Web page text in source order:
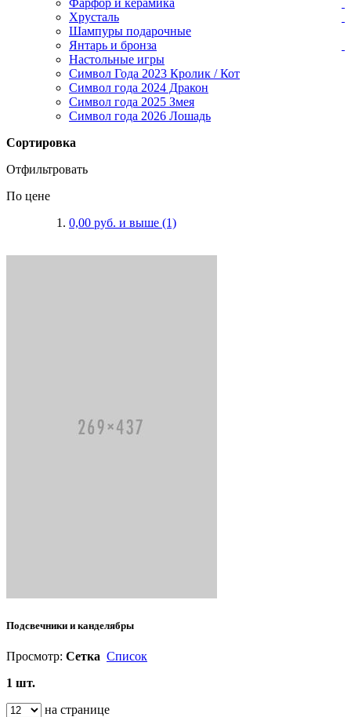
Фарфор и керамика
Хрусталь
Шампуры подарочные
Янтарь и бронза
Настольные игры
Символ Года 2023 Кролик / Кот
Символ года 2024 Дракон
Символ года 2025 Змея
Символ года 2026 Лошадь
Сортировка
Отфильтровать
По цене
0,00 руб. и выше (1)
Подсвечники и канделябры
Просмотр: Сетка Список
1 шт.
на странице